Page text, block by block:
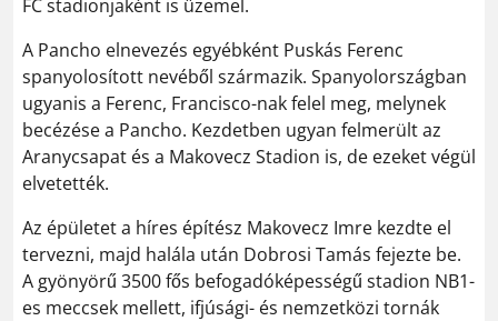
FC stadionjaként is üzemel.
A Pancho elnevezés egyébként Puskás Ferenc
spanyolosított nevéből származik. Spanyolországban
ugyanis a Ferenc, Francisco-nak felel meg, melynek
becézése a Pancho. Kezdetben ugyan felmerült az
Aranycsapat és a Makovecz Stadion is, de ezeket végül
elvetették.
Az épületet a híres építész Makovecz Imre kezdte el
tervezni, majd halála után Dobrosi Tamás fejezte be.
A gyönyörű 3500 fős befogadóképességű stadion NB1-
es meccsek mellett, ifjúsági- és nemzetközi tornák